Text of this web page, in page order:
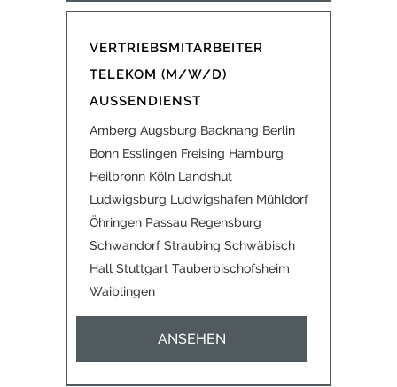
VERTRIEBSMITARBEITER
TELEKOM (M/W/D)
AUSSENDIENST
Amberg Augsburg Backnang Berlin
Bonn Esslingen Freising Hamburg
Heilbronn Köln Landshut
Ludwigsburg Ludwigshafen Mühldorf
Öhringen Passau Regensburg
Schwandorf Straubing Schwäbisch
Hall Stuttgart Tauberbischofsheim
Waiblingen
ANSEHEN